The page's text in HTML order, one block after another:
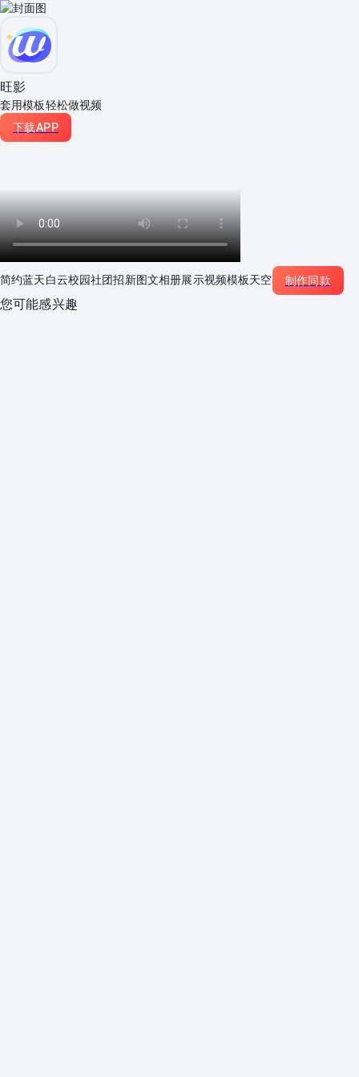
旺影
套用模板轻松做视频
下载APP
简约蓝天白云校园社团招新图文相册展示视频模板天空 制作同款
您可能感兴趣